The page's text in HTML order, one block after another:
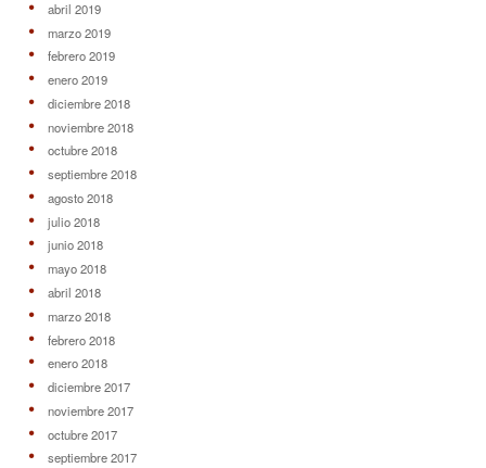
abril 2019
marzo 2019
febrero 2019
enero 2019
diciembre 2018
noviembre 2018
octubre 2018
septiembre 2018
agosto 2018
julio 2018
junio 2018
mayo 2018
abril 2018
marzo 2018
febrero 2018
enero 2018
diciembre 2017
noviembre 2017
octubre 2017
septiembre 2017